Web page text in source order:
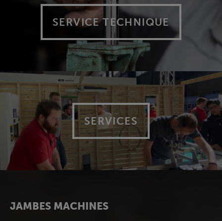
SERVICE TECHNIQUE
SERVICES
JAMBES MACHINES